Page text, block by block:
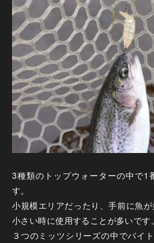
3種類のトップウォーターの中で1
す。
小規模エリアだったり、手前に魚
小さい時に使用することが多いです。
３つのミッツシリーズの中でバイ